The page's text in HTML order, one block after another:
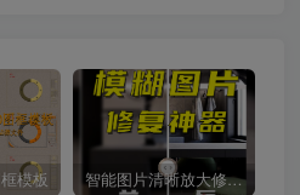
模板 智能图片清晰放大修复上色工具